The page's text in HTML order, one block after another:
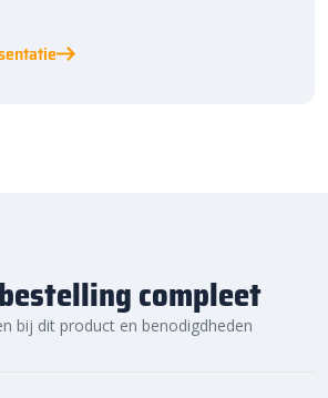
compleet
bij dit product en benodigdheden